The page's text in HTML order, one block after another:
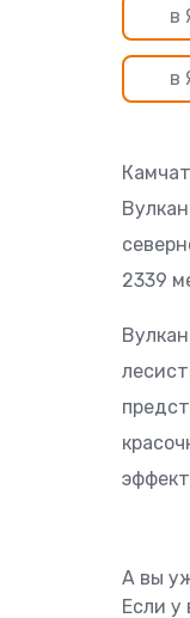
в
в
2339
А вы
Если у